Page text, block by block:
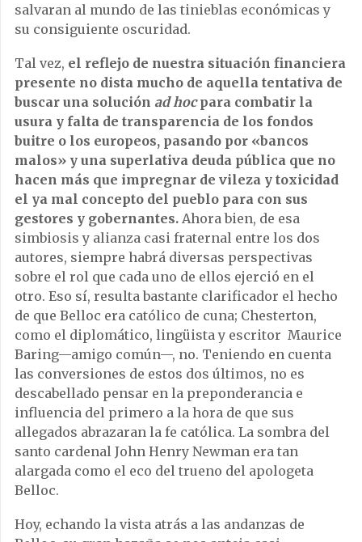
salvaran al mundo de las tinieblas económicas y
su consiguiente oscuridad.
Tal vez, el reflejo de nuestra situación financiera
presente no dista mucho de aquella tentativa de
buscar una solución ad hocpara combatir la
usura y falta de transparencia de los fondos
buitre o los europeos, pasando por «bancos
malos» y una superlativa deuda pública que no
hacen más que impregnar de vileza y toxicidad
el ya mal concepto del pueblo para con sus
gestores y gobernantes. Ahora bien, de esa
simbiosis y alianza casi fraternal entre los dos
autores, siempre habrá diversas perspectivas
sobre el rol que cada uno de ellos ejerció en el
otro. Eso sí, resulta bastante clarificador el hecho
de que Belloc era católico de cuna; Chesterton,
como el diplomático, lingüista y escritor Maurice
Baring—amigo común—, no. Teniendo en cuenta
las conversiones de estos dos últimos, no es
descabellado pensar en la preponderancia e
influencia del primero a la hora de que sus
allegados abrazaran la fe católica. La sombra del
santo cardenal John Henry Newman era tan
alargada como el eco del trueno del apologeta
Belloc.
Hoy, echando la vista atrás a las andanzas de